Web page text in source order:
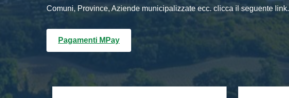
Comuni, Province, Aziende municipalizzate ecc. clicca il seguente link.
Pagamenti MPay